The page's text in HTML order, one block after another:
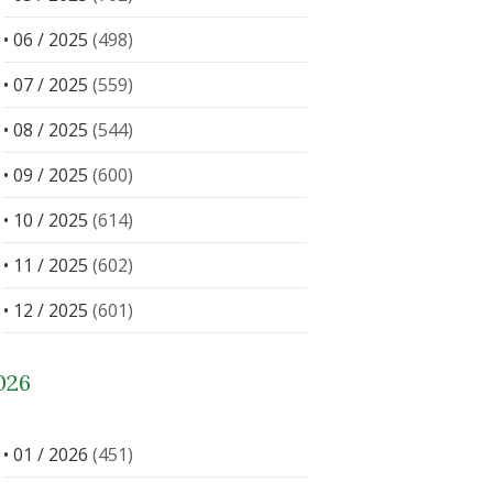
• 06 / 2025 (498)
• 07 / 2025 (559)
• 08 / 2025 (544)
• 09 / 2025 (600)
• 10 / 2025 (614)
• 11 / 2025 (602)
• 12 / 2025 (601)
• 01 / 2026 (451)